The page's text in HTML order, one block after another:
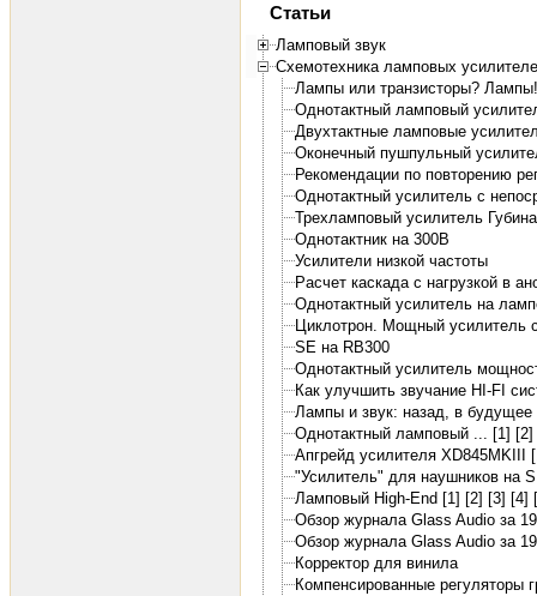
Статьи
Ламповый звук
Схемотехника ламповых
Лампы или транзисторы? Лампы!
Однотактный ламповый
Двухтактные ламповые
Оконечный пушпульный
Рекомендации по повторению
Однотактный усилитель с
Трехламповый усилитель Губина
Однотактник на 300В
Усилители низкой частоты
Расчет каскада с нагрузкой в
Однотактный усилитель на
Циклотрон. Мощный усилитель
SE на RB300
Однотактный усилитель
Как улучшить звучание HI-FI
Лампы и звук: назад, в будущее
Однотактный ламповый ... [1] [2]
Апгрейд усилителя XD845MKIII
"Усилитель" для наушников на
Ламповый High-End [1] [2] [3] [4]
Обзор журнала Glass Audio за
Обзор журнала Glass Audio за
Корректор для винила
Компенсированные регуляторы